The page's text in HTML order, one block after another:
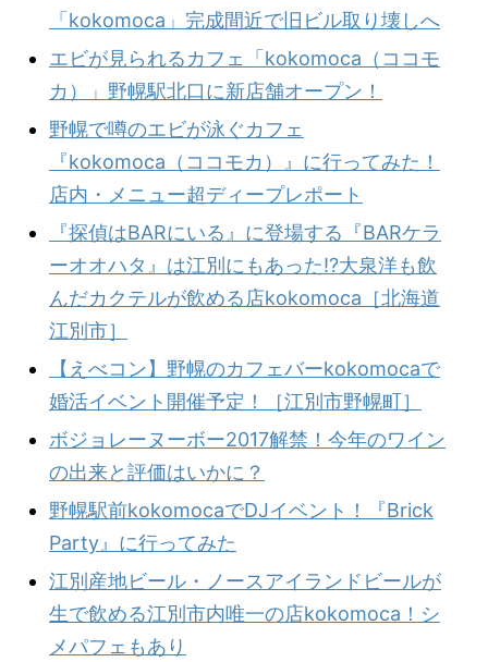
「kokomoca」完成間近で旧ビル取り壊しへ
エビが見られるカフェ「kokomoca（ココモ
カ）」野幌駅北口に新店舗オープン！
野幌で噂のエビが泳ぐカフェ
『kokomoca（ココモカ）』に行ってみた！
店内・メニュー超ディープレポート
『探偵はBARにいる』に登場する『BARケラ
ーオオハタ』は江別にもあった!?大泉洋も飲
んだカクテルが飲める店kokomoca［北海道
江別市］
【えべコン】野幌のカフェバーkokomocaで
婚活イベント開催予定！［江別市野幌町］
ボジョレーヌーボー2017解禁！今年のワイン
の出来と評価はいかに？
野幌駅前kokomocaでDJイベント！『Brick
Party』に行ってみた
江別産地ビール・ノースアイランドビールが
生で飲める江別市内唯一の店kokomoca！シ
メパフェもあり